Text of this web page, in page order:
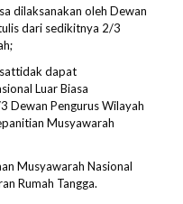
dilaksanakan oleh Dewan
dari sedikitnya 2/3
dapat
Luar Biasa
Dewan Pengurus Wilayah
Musyawarah
Musyawarah Nasional
Rumah Tangga.